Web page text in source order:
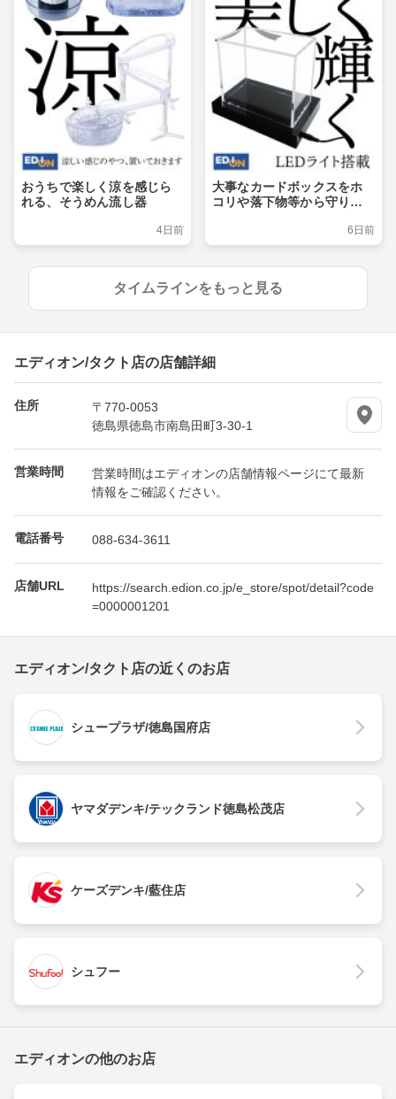
おうちで楽しく涼を感じら
れる、そうめん流し器
4日前
大事なカードボックスをホ
コリや落下物等から守りつ
6日前
タイムラインをもっと見る
エディオン/タクト店の店舗詳細
住所
〒770-0053
徳島県徳島市南島田町3-30-1
営業時間
営業時間はエディオンの店舗情報ページにて最新
情報をご確認ください。
電話番号 088-634-3611
店舗URL
https://search.edion.co.jp/e_store/spot/detail?code
=0000001201
エディオン/タクト店の近くのお店
シュープラザ/徳島国府店
ヤマダデンキ/テックランド徳島松茂店
ケーズデンキ/藍住店
シュフー
エディオンの他のお店